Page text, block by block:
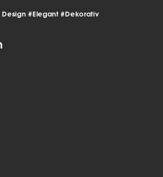
Design#Elegant#Dekorativ
Statistiken